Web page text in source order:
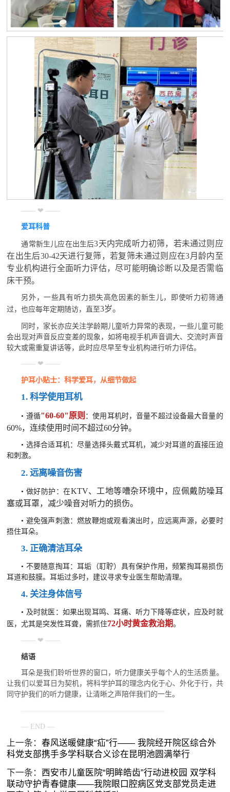
—— ❤ ——
爱耳科普
通常新生儿应在出生后3天内完成听力初筛，若未通过则应
在出生后30-42天进行复筛，若复筛未通过则应在3月龄内至
专业机构进行全面听力评估，尽可能明确诊断以及是否需临
床干预。
另外，一些具有听力损失高危因素的新生儿，即使听力初筛通
过，也应每年定期随访，直至3岁。
同时，家长亦应关注学龄期儿童听力异常的表现，一些儿童可能
会出现对声音反应变差的现象，如将电视手机声音调大、交流时声音
较大或需重复讲话等，此时应尽早至专业机构进行听力评估。
—— ❤ ——
护耳小贴士：科学爱耳，从细节做起
1. 科学使用耳机
• 遵循"60-60"原则 ：使用耳机时，音量不超过设备最大音量的
60%，连续使用时间不超过60分钟。
• 选择合适耳机：尽量选择头戴式耳机，减少对耳道的直接压迫
和刺激。
2. 远离噪音伤害
• 做好防护：在KTV、工地等嘈杂环境中，应佩戴防噪耳
塞或耳罩，减少噪音对听力的损伤。
• 避免强声刺激：燃放鞭炮或观看演出时，应远离声源，必要时
捂住耳朵。
3. 正确清洁耳朵
• 不要随意掏耳：耳垢（耵聍）具有保护作用，频繁掏耳易损伤
耳道和鼓膜。耳垢过多时，建议寻求专业医生帮助清理。
4. 关注身体信号
• 及时就医：如果出现耳鸣、耳痛、听力下降等症状，应及时就
医，尤其是突发性耳聋，需抓住72小时黄金救治期。
—— ❤ ——
结语
耳朵是我们聆听世界的窗口，听力健康关乎每个人的生活质量。
让我们以爱耳日为契机，将科学护耳的理念内化于心、外化于行，共
同守护我们的听力健康，让清晰之声陪伴我们的一生。
————————————————————
— END —
上一条：春风送暖健康“疝”行—— 我院经开院区综合外
科党支部携手多学科联合义诊在昆明池圆满举行
下一条： 西安市儿童医院“明眸皓齿”行动进校园 双学科
联动守护青春健康——我院眼口腔病区党支部党员走进